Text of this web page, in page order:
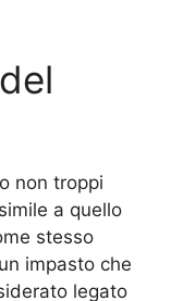
non troppi
a quello
stesso
impasto che
legato